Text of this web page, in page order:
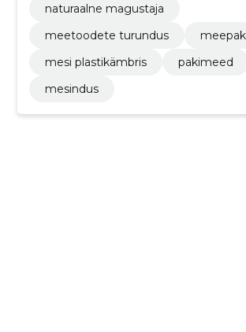
naturaalne magustaja
meetoodete turundus
mesi plastikämbris
pakimeed
mesindus